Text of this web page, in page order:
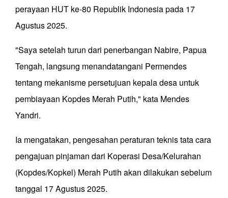
perayaan HUT ke-80 Republik Indonesia pada 17
Agustus 2025.
"Saya setelah turun dari penerbangan Nabire, Papua
Tengah, langsung menandatangani Permendes
tentang mekanisme persetujuan kepala desa untuk
pembiayaan Kopdes Merah Putih," kata Mendes
Yandri.
Ia mengatakan, pengesahan peraturan teknis tata cara
pengajuan pinjaman dari Koperasi Desa/Kelurahan
(Kopdes/Kopkel) Merah Putih akan dilakukan sebelum
tanggal 17 Agustus 2025.